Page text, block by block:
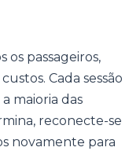
os passageiros,
Cada sessão
maioria das
reconecte-se
novamente para